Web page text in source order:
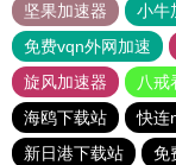
坚果加速器
小牛
免费vqn外网加速
旋风加速器
八戒
海鸥下载站
快连
新日港下载站
免